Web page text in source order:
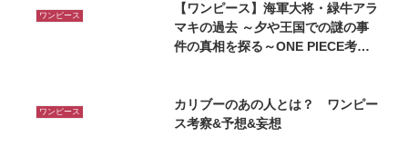
ワンピース
【ワンピース】海軍大将・緑牛アラ
マキの過去 ～夕や王国での謎の事
件の真相を探る～ONE PIECE考察&
ワンピース
カリブーのあの人とは？ ワンピー
ス考察&予想&妄想